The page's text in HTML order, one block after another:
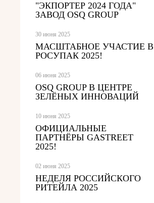
"ЭКПОРТЕР 2024 ГОДА"
ЗАВОД OSQ GROUP
30 июня 2025
МАСШТАБНОЕ УЧАСТИЕ В
РОСУПАК 2025!
06 июня 2025
OSQ GROUP В ЦЕНТРЕ
ЗЕЛЁНЫХ ИННОВАЦИЙ
10 июня 2025
ОФИЦИАЛЬНЫЕ
ПАРТНЁРЫ GASTREET
2025!
02 июня 2025
НЕДЕЛЯ РОССИЙСКОГО
РИТЕЙЛА 2025